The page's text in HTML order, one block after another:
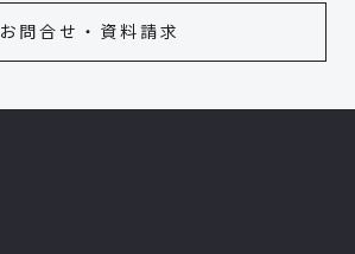
お問合せ・資料請求